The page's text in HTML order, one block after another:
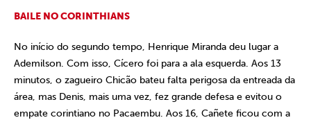
BAILE NO CORINTHIANS
No início do segundo tempo, Henrique Miranda deu lugar a
Ademilson. Com isso, Cícero foi para a ala esquerda. Aos 13
minutos, o zagueiro Chicão bateu falta perigosa da entreada da
área, mas Denis, mais uma vez, fez grande defesa e evitou o
empate corintiano no Pacaembu. Aos 16, Cañete ficou com a